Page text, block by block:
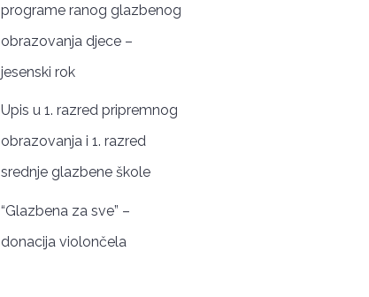
programe ranog glazbenog
obrazovanja djece –
jesenski rok
Upis u 1. razred pripremnog
obrazovanja i 1. razred
srednje glazbene škole
“Glazbena za sve” –
donacija violončela